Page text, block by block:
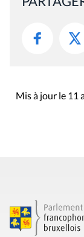
Mis à jour le 11